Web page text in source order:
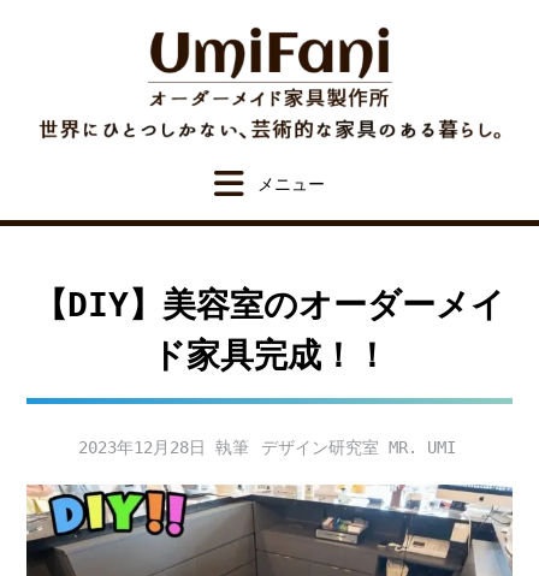
【DIY】美容室のオーダーメイ
ド家具完成！！
2023年12月28日 デザイン研究室 MR. UMI